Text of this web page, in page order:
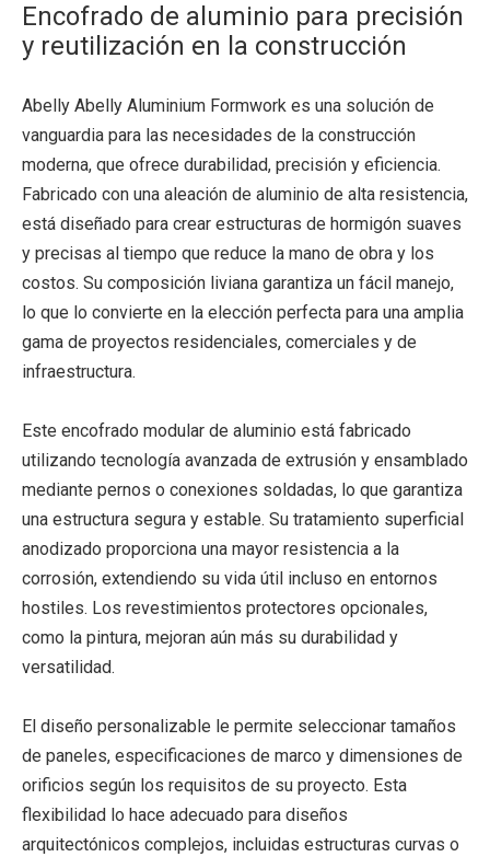
Encofrado de aluminio para precisión
y reutilización en la construcción
Abelly Abelly Aluminium Formwork es una solución de
vanguardia para las necesidades de la construcción
moderna, que ofrece durabilidad, precisión y eficiencia.
Fabricado con una aleación de aluminio de alta resistencia,
está diseñado para crear estructuras de hormigón suaves
y precisas al tiempo que reduce la mano de obra y los
costos. Su composición liviana garantiza un fácil manejo,
lo que lo convierte en la elección perfecta para una amplia
gama de proyectos residenciales, comerciales y de
infraestructura.
Este encofrado modular de aluminio está fabricado
utilizando tecnología avanzada de extrusión y ensamblado
mediante pernos o conexiones soldadas, lo que garantiza
una estructura segura y estable. Su tratamiento superficial
anodizado proporciona una mayor resistencia a la
corrosión, extendiendo su vida útil incluso en entornos
hostiles. Los revestimientos protectores opcionales,
como la pintura, mejoran aún más su durabilidad y
versatilidad.
El diseño personalizable le permite seleccionar tamaños
de paneles, especificaciones de marco y dimensiones de
orificios según los requisitos de su proyecto. Esta
flexibilidad lo hace adecuado para diseños
arquitectónicos complejos, incluidas estructuras curvas o